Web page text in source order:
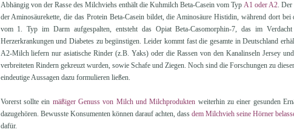
Abhängig von der Rasse des Milchviehs enthält die Kuhmilch Beta-Casein vom Typ A1 oder A2. Der
der Aminosäurekette, die das Protein Beta-Casein bildet, die Aminosäure Histidin, während dort
vom 1. Typ im Darm aufgespalten, entsteht das Opiat Beta-Casomorphin-7, das im
Herzerkrankungen und Diabetes zu begünstigen. Leider kommt fast die gesamte in Deutschland
A2-Milch liefern nur asiatische Rinder (z.B. Yaks) oder die Rassen von den Kanalinseln Jersey
verbreiteten Rindern gekreuzt wurden, sowie Schafe und Ziegen. Noch sind die Forschungen zu
eindeutige Aussagen dazu formulieren ließen.
Vorerst sollte ein mäßiger Genuss von Milch und Milchprodukten weiterhin zu einer gesunden
dazugehören. Bewusste Konsumenten können darauf achten, dass dem Milchvieh seine Hörner
dafür.